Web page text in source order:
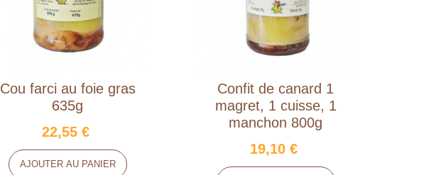
Cou farci au foie gras
635g
22,55 €
AJOUTER AU PANIER
Confit de canard 1
magret, 1 cuisse, 1
manchon 800g
19,10 €